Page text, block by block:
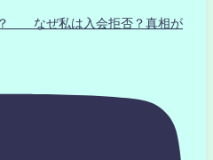
？ なぜ私は入会拒否？真相が